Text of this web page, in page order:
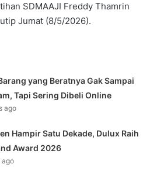
SDM‎AAJI Freddy Thamrin
Jumat (8/5/2026).‎‎
yang Beratnya Gak Sampai
Tapi Sering Dibeli Online
ago
Hampir Satu Dekade, Dulux Raih
Award 2026
ago